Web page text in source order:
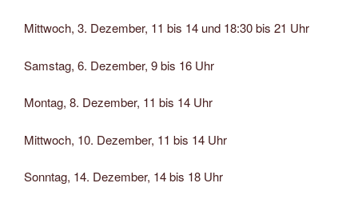
Mittwoch, 3. Dezember, 11 bis 14 und 18:30 bis 21 Uhr
Samstag, 6. Dezember, 9 bis 16 Uhr
Montag, 8. Dezember, 11 bis 14 Uhr
Mittwoch, 10. Dezember, 11 bis 14 Uhr
Sonntag, 14. Dezember, 14 bis 18 Uhr